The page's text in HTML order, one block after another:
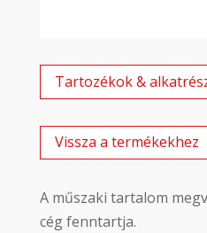
Tartozékok &
Vissza a termékekhez
A műszaki tartalom
cég fenntartja.